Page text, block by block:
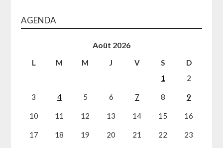
AGENDA
Août 2026
L M M J V S
D
1
2
3 4 5 6 7 8 9
10 11 12 13 14 15 16
17 18 19 20 21 22 23